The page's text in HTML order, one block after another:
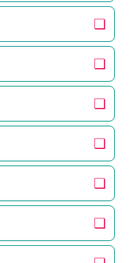
❏
❏
❏
❏
❏
❏